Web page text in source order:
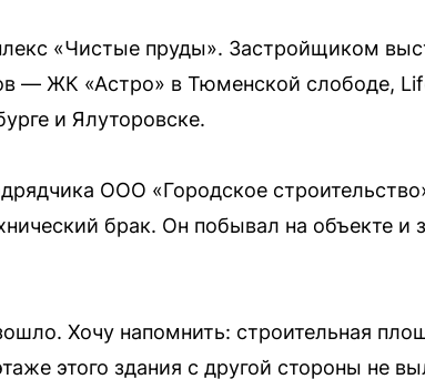
«Чистые пруды». Застройщиком
— ЖК «Астро» в Тюменской слободе,
и Ялуторовске.
ООО «Городское
брак. Он побывал на объекте и
Хочу напомнить: строительная
этого здания с другой стороны не